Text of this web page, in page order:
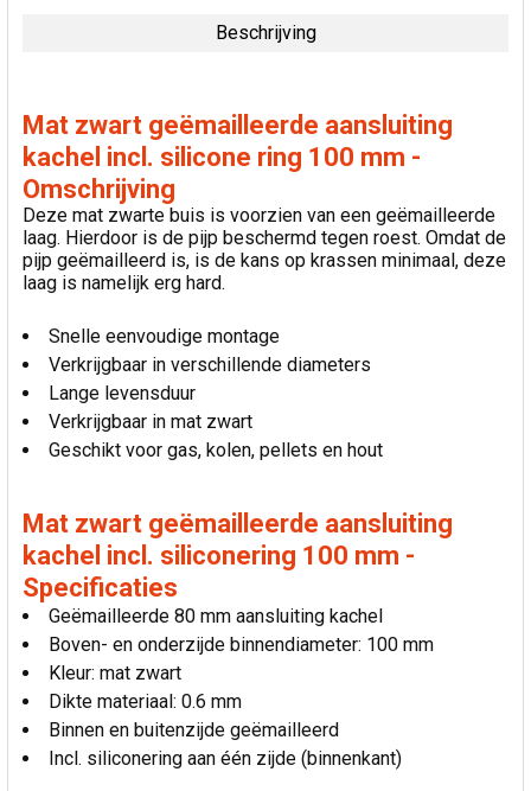
VOEG
GESELECTEERDE
TOE AAN
WINKELWAGEN
Beschrijving
Mat zwart geëmailleerde aansluiting
kachel incl. silicone ring 100 mm -
Omschrijving
Deze mat zwarte buis is voorzien van een geëmailleerde
laag. Hierdoor is de pijp beschermd tegen roest. Omdat de
pijp geëmailleerd is, is de kans op krassen minimaal, deze
laag is namelijk erg hard.
Snelle eenvoudige montage
Verkrijgbaar in verschillende diameters
Lange levensduur
Verkrijgbaar in mat zwart
Geschikt voor gas, kolen, pellets en hout
Mat zwart geëmailleerde aansluiting
kachel incl. siliconering 100 mm -
Specificaties
Geëmailleerde 80 mm aansluiting kachel
Boven- en onderzijde binnendiameter: 100 mm
Kleur: mat zwart
Dikte materiaal: 0.6 mm
Binnen en buitenzijde geëmailleerd
Incl. siliconering aan één zijde (binnenkant)